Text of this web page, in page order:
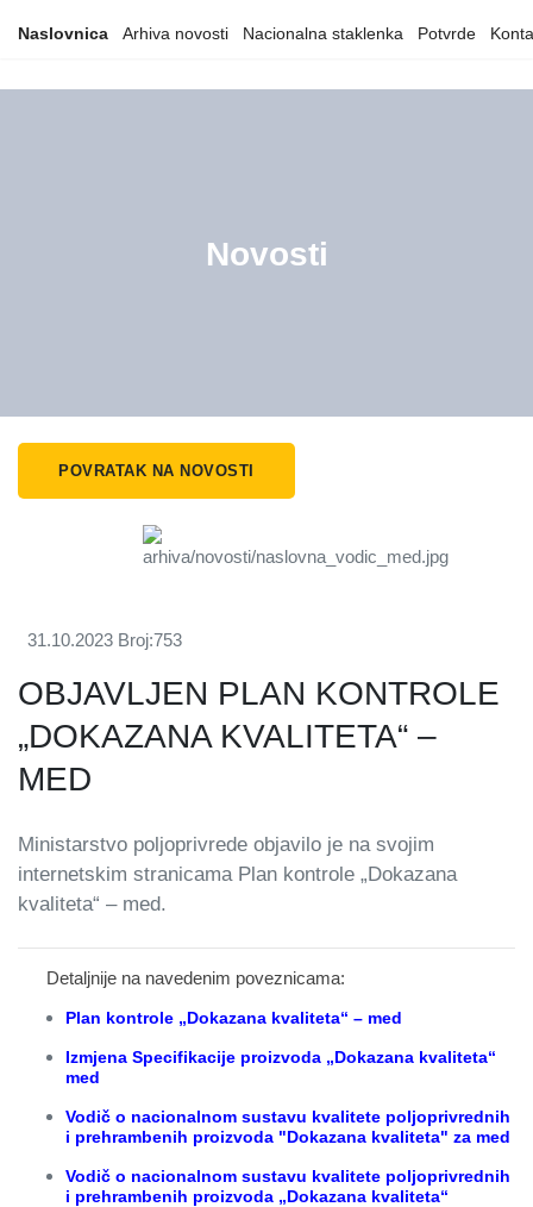
Naslovnica Arhiva novosti Nacionalna staklenka Potvrde
Novosti
POVRATAK NA NOVOSTI
31.10.2023 Broj:753
OBJAVLJEN PLAN KONTROLE
„DOKAZANA KVALITETA“ –
MED
Ministarstvo poljoprivrede objavilo je na svojim
internetskim stranicama Plan kontrole „Dokazana
kvaliteta“ – med.
Detaljnije na navedenim poveznicama:
Plan kontrole „Dokazana kvaliteta“ – med
Izmjena Specifikacije proizvoda „Dokazana kvaliteta“
med
Vodič o nacionalnom sustavu kvalitete poljoprivrednih
i prehrambenih proizvoda "Dokazana kvaliteta" za med
Vodič o nacionalnom sustavu kvalitete poljoprivrednih
i prehrambenih proizvoda „Dokazana kvaliteta“